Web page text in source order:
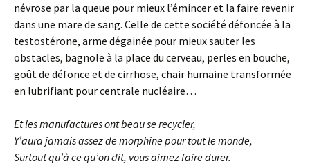
névrose par la queue pour mieux l’émincer et la faire revenir
dans une mare de sang. Celle de cette société défoncée à la
testostérone, arme dégainée pour mieux sauter les
obstacles, bagnole à la place du cerveau, perles en bouche,
goût de défonce et de cirrhose, chair humaine transformée
en lubrifiant pour centrale nucléaire…
Et les manufactures ont beau se recycler,
Y’aura jamais assez de morphine pour tout le monde,
Surtoutqu’à cequ’on dit, vous aimez faire durer.